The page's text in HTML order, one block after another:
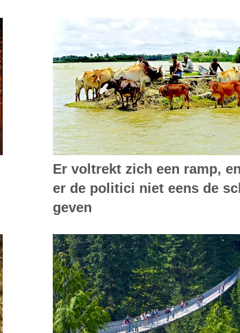
Er voltrekt zich een ramp,
er de politici niet eens de
geven